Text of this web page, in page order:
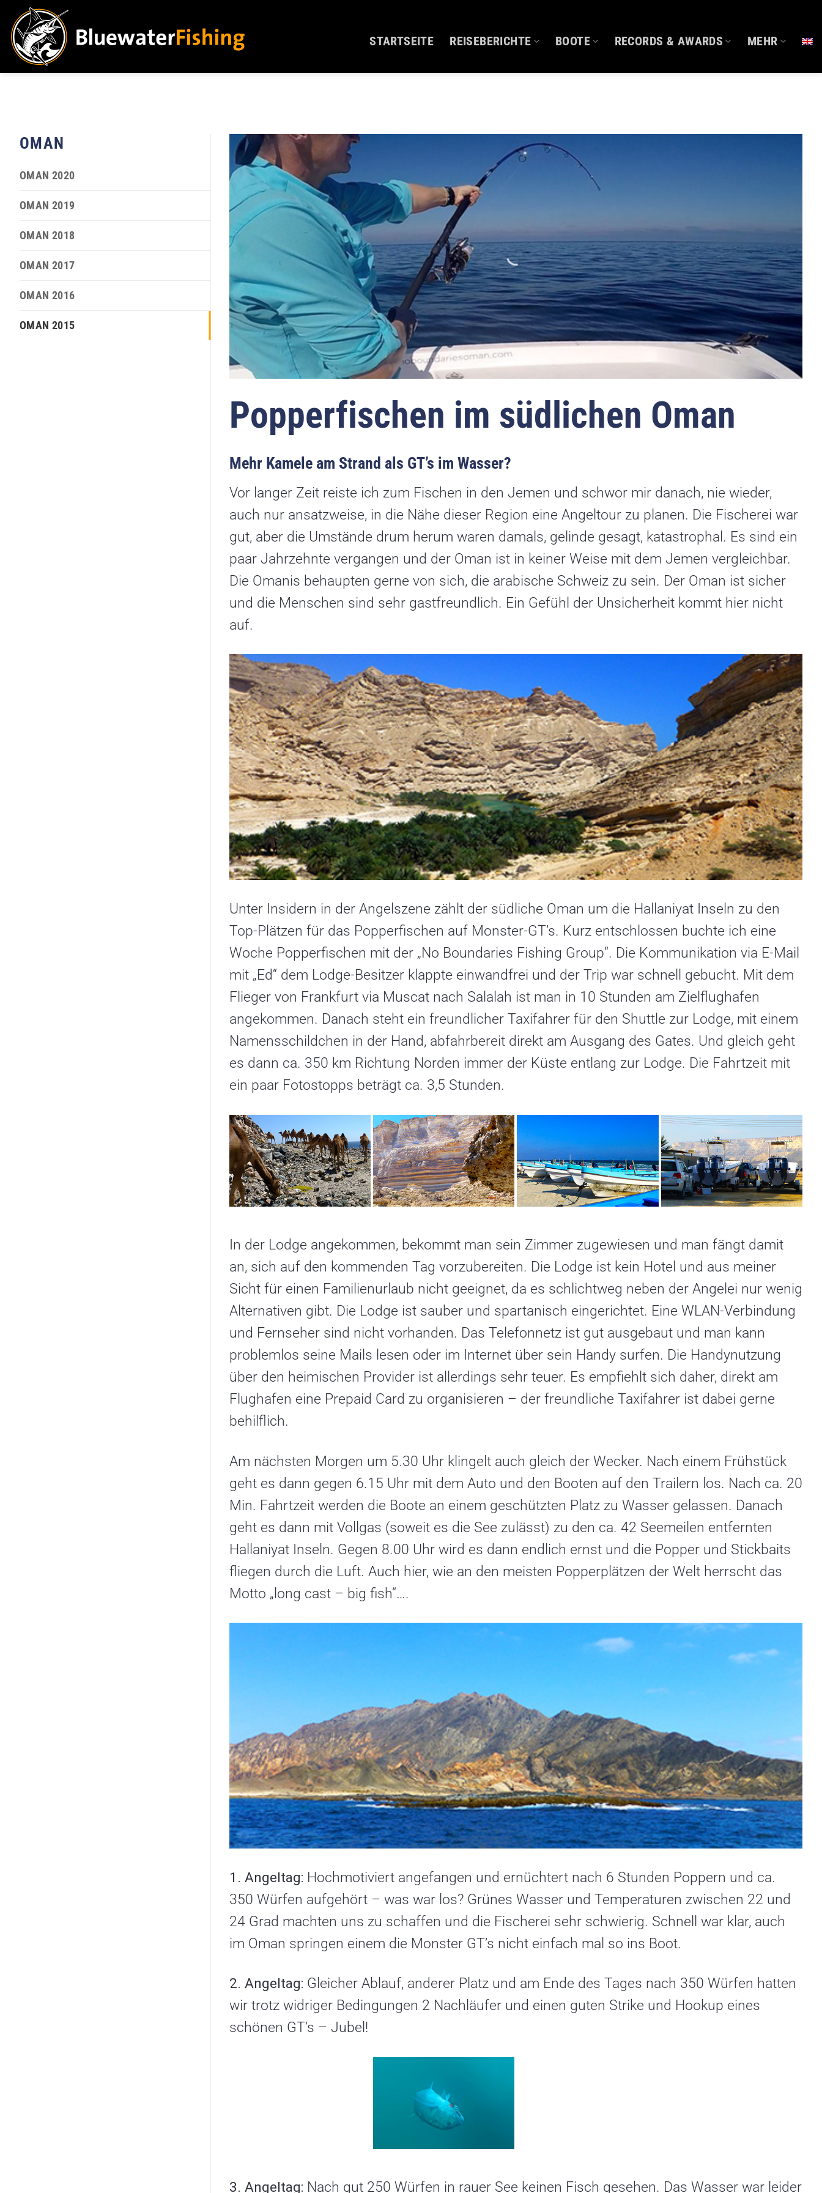
Zum
Inhalt
springen
STARTSEITE REISEBERICHTE BOOTE RECORDS & AWARDS MEHR
OMAN
OMAN 2020
OMAN 2019
OMAN 2018
OMAN 2017
OMAN 2016
OMAN 2015
Popperfischen im südlichen Oman
Mehr Kamele am Strand als GT’s im Wasser?
Vor langer Zeit reiste ich zum Fischen in den Jemen und schwor mir danach, nie wieder,
auch nur ansatzweise, in die Nähe dieser Region eine Angeltour zu planen. Die Fischerei war
gut, aber die Umstände drum herum waren damals, gelinde gesagt, katastrophal. Es sind ein
paar Jahrzehnte vergangen und der Oman ist in keiner Weise mit dem Jemen vergleichbar.
Die Omanis behaupten gerne von sich, die arabische Schweiz zu sein. Der Oman ist sicher
und die Menschen sind sehr gastfreundlich. Ein Gefühl der Unsicherheit kommt hier nicht
auf.
Unter Insidern in der Angelszene zählt der südliche Oman um die Hallaniyat Inseln zu den
Top-Plätzen für das Popperfischen auf Monster-GT’s. Kurz entschlossen buchte ich eine
Woche Popperfischen mit der „No Boundaries Fishing Group“. Die Kommunikation via E-Mail
mit „Ed“ dem Lodge-Besitzer klappte einwandfrei und der Trip war schnell gebucht. Mit dem
Flieger von Frankfurt via Muscat nach Salalah ist man in 10 Stunden am Zielflughafen
angekommen. Danach steht ein freundlicher Taxifahrer für den Shuttle zur Lodge, mit einem
Namensschildchen in der Hand, abfahrbereit direkt am Ausgang des Gates. Und gleich geht
es dann ca. 350 km Richtung Norden immer der Küste entlang zur Lodge. Die Fahrtzeit mit
ein paar Fotostopps beträgt ca. 3,5 Stunden.
In der Lodge angekommen, bekommt man sein Zimmer zugewiesen und man fängt damit
an, sich auf den kommenden Tag vorzubereiten. Die Lodge ist kein Hotel und aus meiner
Sicht für einen Familienurlaub nicht geeignet, da es schlichtweg neben der Angelei nur wenig
Alternativen gibt. Die Lodge ist sauber und spartanisch eingerichtet. Eine WLAN-Verbindung
und Fernseher sind nicht vorhanden. Das Telefonnetz ist gut ausgebaut und man kann
problemlos seine Mails lesen oder im Internet über sein Handy surfen. Die Handynutzung
über den heimischen Provider ist allerdings sehr teuer. Es empfiehlt sich daher, direkt am
Flughafen eine Prepaid Card zu organisieren – der freundliche Taxifahrer ist dabei gerne
behilflich.
Am nächsten Morgen um 5.30 Uhr klingelt auch gleich der Wecker. Nach einem Frühstück
geht es dann gegen 6.15 Uhr mit dem Auto und den Booten auf den Trailern los. Nach ca. 20
Min. Fahrtzeit werden die Boote an einem geschützten Platz zu Wasser gelassen. Danach
geht es dann mit Vollgas (soweit es die See zulässt) zu den ca. 42 Seemeilen entfernten
Hallaniyat Inseln. Gegen 8.00 Uhr wird es dann endlich ernst und die Popper und Stickbaits
fliegen durch die Luft. Auch hier, wie an den meisten Popperplätzen der Welt herrscht das
Motto „long cast – big fish“….
1. Angeltag: Hochmotiviert angefangen und ernüchtert nach 6 Stunden Poppern und ca.
350 Würfen aufgehört – was war los? Grünes Wasser und Temperaturen zwischen 22 und
24 Grad machten uns zu schaffen und die Fischerei sehr schwierig. Schnell war klar, auch
im Oman springen einem die Monster GT’s nicht einfach mal so ins Boot.
2. Angeltag: Gleicher Ablauf, anderer Platz und am Ende des Tages nach 350 Würfen hatten
wir trotz widriger Bedingungen 2 Nachläufer und einen guten Strike und Hookup eines
schönen GT’s – Jubel!
3. Angeltag: Nach gut 250 Würfen in rauer See keinen Fisch gesehen. Das Wasser war leider